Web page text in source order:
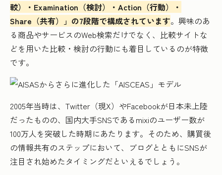
較）・Examination（検討）・Action（行動）・
Share（共有）」の7段階で構成されています。興味のあ
る商品やサービスのWeb検索だけでなく、比較サイトな
どを用いた比較・検討の行動にも着目しているのが特徴
です。
2005年当時は、Twitter（現X）やFacebookが日本未上陸
だったものの、国内大手SNSであるmixiのユーザー数が
100万人を突破した時期にあたります。そのため、購買後
の情報共有のステップにおいて、ブログとともにSNSが
注目され始めたタイミングだといえるでしょう。